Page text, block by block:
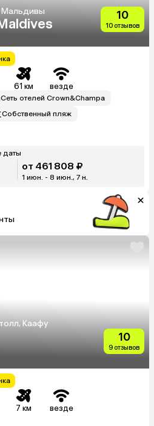
Мальдивы 10
10 отзывов
61 км везде
Сеть отелей Crown&Champa
Собственный пляж
даты
от 461 808 ₽
1 июн. - 8 июн., 7 н.
Каафу
10
9 отзывов
7 км везде